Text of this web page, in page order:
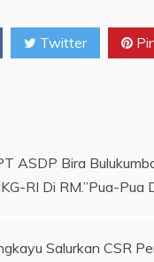
Twitter
ASDP Bira
RI Di RM.”Pua-Pua
Salurkan CSR